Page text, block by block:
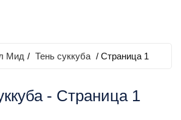
Мид / Тень суккуба / Страница 1
- Страница 1